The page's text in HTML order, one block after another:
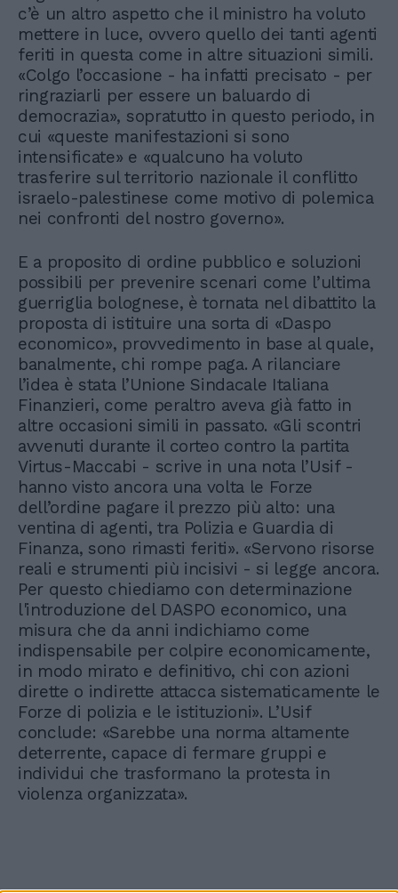
c’è un altro aspetto che il ministro ha voluto
mettere in luce, ovvero quello dei tanti agenti
feriti in questa come in altre situazioni simili.
«Colgo l’occasione - ha infatti precisato - per
ringraziarli per essere un baluardo di
democrazia», sopratutto in questo periodo, in
cui «queste manifestazioni si sono
intensificate» e «qualcuno ha voluto
trasferire sul territorio nazionale il conflitto
israelo-palestinese come motivo di polemica
nei confronti del nostro governo».
E a proposito di ordine pubblico e soluzioni
possibili per prevenire scenari come l’ultima
guerriglia bolognese, è tornata nel dibattito la
proposta di istituire una sorta di «Daspo
economico», provvedimento in base al quale,
banalmente, chi rompe paga. A rilanciare
l’idea è stata l’Unione Sindacale Italiana
Finanzieri, come peraltro aveva già fatto in
altre occasioni simili in passato. «Gli scontri
avvenuti durante il corteo contro la partita
Virtus-Maccabi - scrive in una nota l’Usif -
hanno visto ancora una volta le Forze
dell’ordine pagare il prezzo più alto: una
ventina di agenti, tra Polizia e Guardia di
Finanza, sono rimasti feriti». «Servono risorse
reali e strumenti più incisivi - si legge ancora.
Per questo chiediamo con determinazione
l'introduzione del DASPO economico, una
misura che da anni indichiamo come
indispensabile per colpire economicamente,
in modo mirato e definitivo, chi con azioni
dirette o indirette attacca sistematicamente le
Forze di polizia e le istituzioni». L’Usif
conclude: «Sarebbe una norma altamente
deterrente, capace di fermare gruppi e
individui che trasformano la protesta in
violenza organizzata».